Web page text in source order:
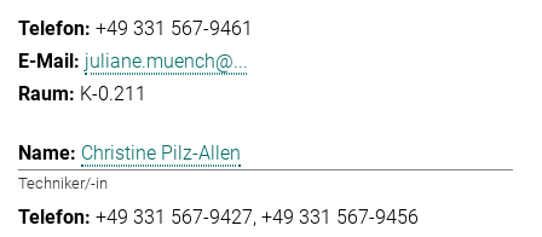
+49 331 567-9461
juliane.muench@...
K-0.211
Christine Pilz-Allen
Techniker/-in
+49 331 567-9427 +49 331 567-9456